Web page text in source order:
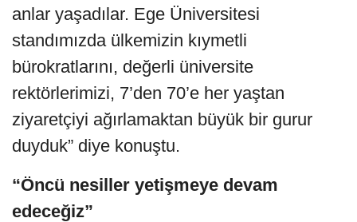
anlar yaşadılar. Ege Üniversitesi
standımızda ülkemizin kıymetli
bürokratlarını, değerli üniversite
rektörlerimizi, 7’den 70’e her yaştan
ziyaretçiyi ağırlamaktan büyük bir gurur
duyduk” diye konuştu.
“Öncü nesiller yetişmeye devam
edeceğiz”